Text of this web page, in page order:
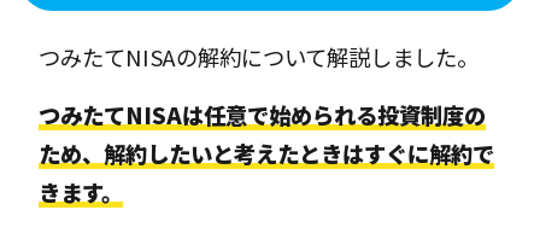
つみたてNISAの解約について解説しました。
つみたてNISAは任意で始められる投資制度の
ため、解約したいと考えたときはすぐに解約で
きます。